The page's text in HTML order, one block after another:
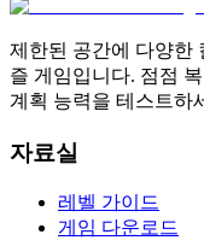
제한된 공간에 다양한
즐 게임입니다. 점점
계획 능력을 테스트하
자료실
레벨 가이드
게임 다운로드